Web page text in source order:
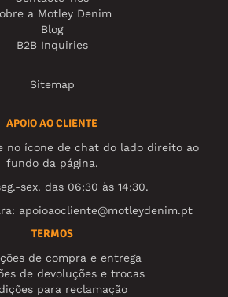
a Motley Denim
Blog
B2B Inquiries
Sitemap
APOIO AO CLIENTE
no ícone de chat do lado direito ao
fundo da página.
sex. das 06:30 às 14:30.
apoioaocliente@motleydenim.pt
TERMOS
de compra e entrega
de devoluções e trocas
para reclamação